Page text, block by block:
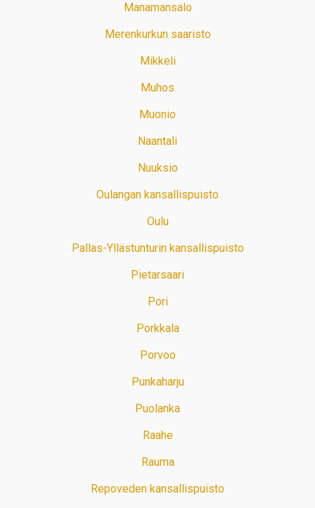
Manamansalo
Merenkurkun saaristo
Mikkeli
Muhos
Muonio
Naantali
Nuuksio
Oulangan kansallispuisto
Oulu
Pallas-Yllästunturin kansallispuisto
Pietarsaari
Pori
Porkkala
Porvoo
Punkaharju
Puolanka
Raahe
Rauma
Repoveden kansallispuisto